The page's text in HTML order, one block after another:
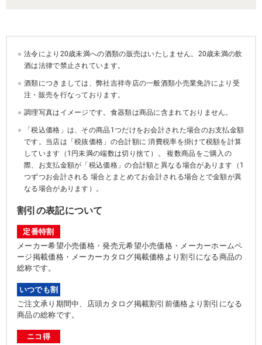
法令により20歳未満への酒類の販売はいたしません。20歳未満の飲
酒は法律で禁止されています。
酒類につきましては、弊社吉祥寺店の一般酒類小売業免許により受
注・販売を行なっております。
調理写真はイメージです。食器類は商品に含まれておりません。
「税込価格」は、その商品1つだけをお会計された場合のお支払金額
です。当店は「税抜価格」の合計額に 消費税率を掛けて税額を計算
しています（1円未満の端数は切り捨て）。 複数商品をご購入の
際、お支払金額が「税込価格」の合計額と異なる場合があります（1
つずつお会計される 場合とまとめてお会計される場合とで金額が異
なる場合があります）。
割引の表記について
定番特割
メーカー希望小売価格・発売元希望小売価格・メーカーホームペ
ージ掲載価格・メーカーカタログ掲載価格より割引になる商品の
総称です。
いつでも割
ご注文承り期間中、店頭カタログ掲載割引前価格より割引になる
商品の総称です。
ニコ得